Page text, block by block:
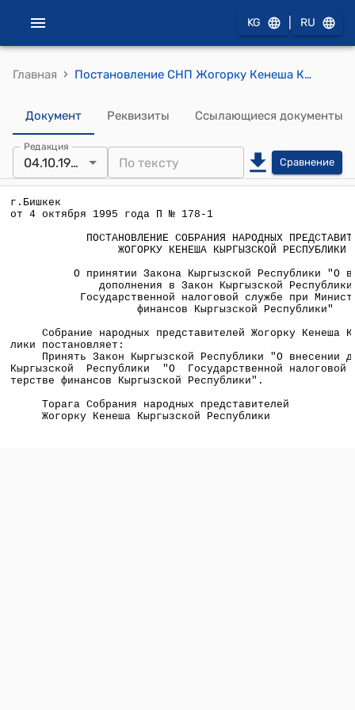
KG RU
Главная › Постановление СНП Жогорку Кенеша КР от 4 октября 1995 года П № 178-1 "О принятии Закона Кыргызской Республики "О внесении дополнения в Закон Кыргызской Республики "О Государственной налоговой службе при Министерстве финансов Кыргызской Республики"
Документ Реквизиты Ссылающиеся документы
Редакция
04.10.1995 Сравнение